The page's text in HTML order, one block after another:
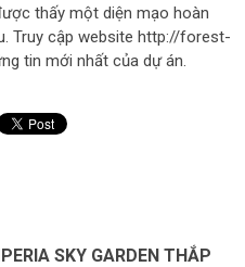
thấy một diện mạo hoàn
Truy cập website http://forest-
tin mới nhất của dự án.
SKY GARDEN THẮP